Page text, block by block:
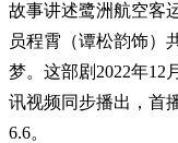
故事讲述鹭洲航空客
员程霄（谭松韵饰）
梦。这部剧2022年12
讯视频同步播出，首
6.6。